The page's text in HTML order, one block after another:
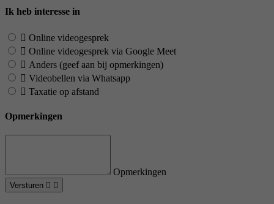
Ik heb interesse in
Online videogesprek
Online videogesprek via Google Meet
Anders (geef aan bij opmerkingen)
Videobellen via Whatsapp
Taxatie op afstand
Opmerkingen
Opmerkingen
Versturen